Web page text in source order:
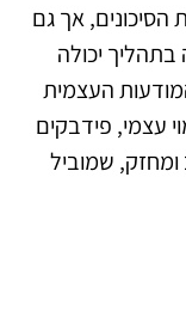
הסיכונים, אך גם
יכולה
העצמית
עצמי, פידבקים
ומחזק, שמוביל